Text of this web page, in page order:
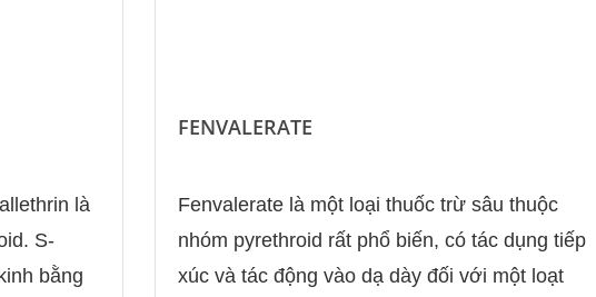
là
S-
bằng
FENVALERATE
Fenvalerate là một loại thuốc trừ sâu thuộc
nhóm pyrethroid rất phổ biến, có tác dụng tiếp
xúc và tác động vào dạ dày đối với một loạt